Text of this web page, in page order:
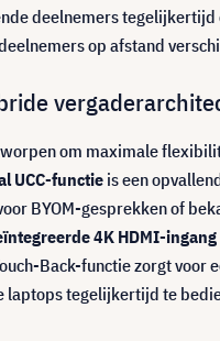
deelnemers
op afstand
om maximale
UCC-functie is een
BYOM-gesprekken of
4K HDMI-ingang
Back-functie zorgt
tegelijkertijd te